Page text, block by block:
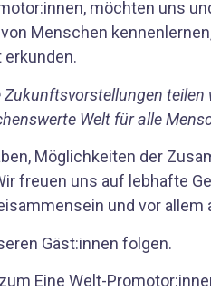
möchten uns
Menschen
Welt für alle
Möglichkeiten der
freuen uns auf lebhafte
und vor allem
Gäst:innen folgen.
Eine Welt-